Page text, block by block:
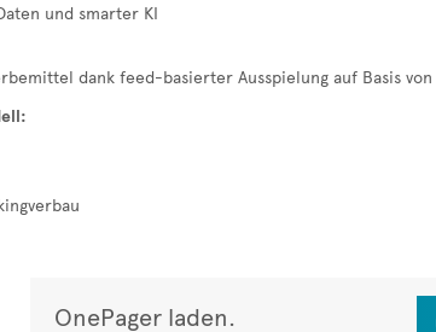
und smarter KI
dank feed-basierter Ausspielung auf Basis
OnePager laden.